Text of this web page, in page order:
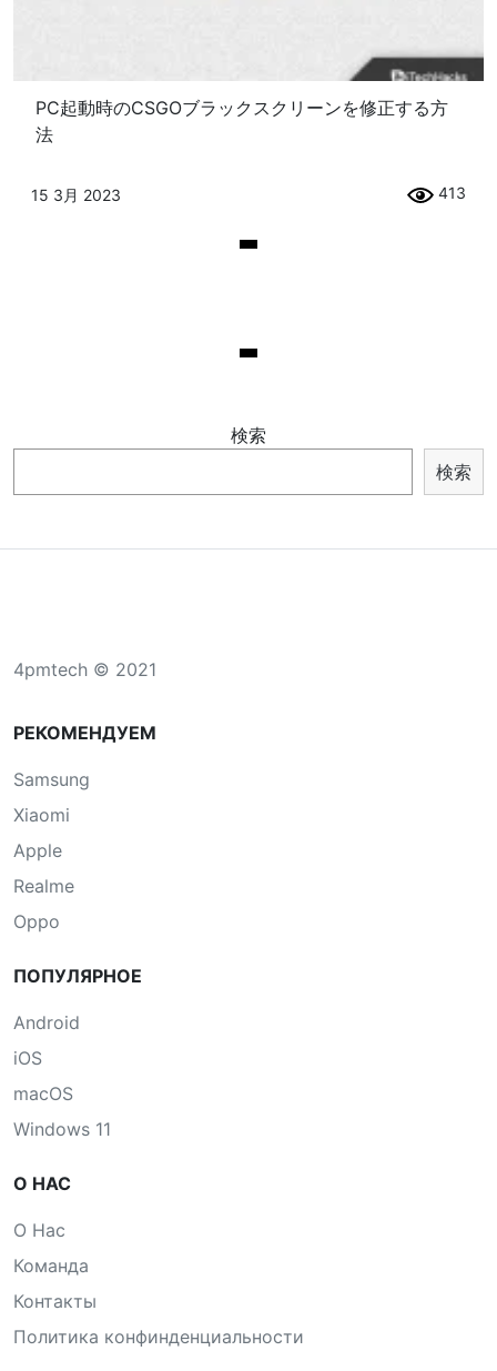
PC起動時のCSGOブラックスクリーンを修正する方
法
15 3月 2023 413
検索
検索
4pmtech © 2021
РЕКОМЕНДУЕМ
Samsung
Xiaomi
Apple
Realme
Oppo
ПОПУЛЯРНОЕ
Android
iOS
macOS
Windows 11
О НАС
О Нас
Команда
Контакты
Политика конфинденциальности